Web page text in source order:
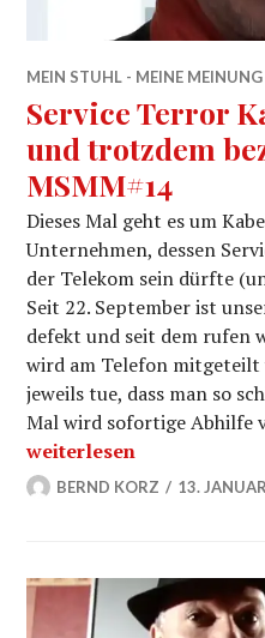
MEIN STUHL - MEINE MEINUNG
Service Terror
und trotzdem
MSMM#14
Dieses Mal geht es um
Unternehmen, dessen
der Telekom sein dürfte
Seit 22. September ist
defekt und seit dem rufen
wird am Telefon mitgeteilt
jeweils tue, dass man so
Mal wird sofortige Abhilfe
Service Terror Kabel
weiterlesen
BERND KORZ 13.